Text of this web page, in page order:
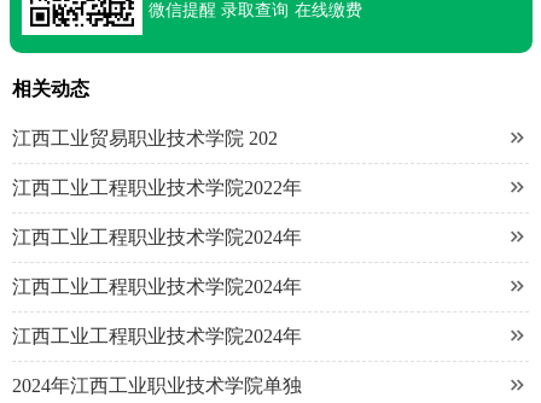
微信提醒 录取查询 在线缴费
相关动态

江西工业贸易职业技术学院 202

江西工业工程职业技术学院2022年

江西工业工程职业技术学院2024年

江西工业工程职业技术学院2024年

江西工业工程职业技术学院2024年

2024年江西工业职业技术学院单独